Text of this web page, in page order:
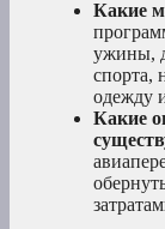
Какие
ужины,
спорта,
одежду
Какие